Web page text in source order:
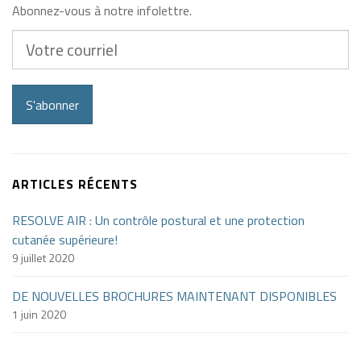
Abonnez-vous à notre infolettre.
courriel
S'abonner
ARTICLES RÉCENTS
RESOLVE AIR : Un contrôle postural et une protection
cutanée supérieure!
9 juillet 2020
DE NOUVELLES BROCHURES MAINTENANT DISPONIBLES
1 juin 2020